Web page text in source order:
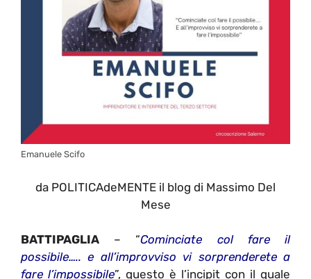
Emanuele Scifo
da POLITICAdeMENTE il blog di Massimo Del
Mese
BATTIPAGLIA – “Cominciate col fare il
possibile….. e all’improvviso vi sorprenderete a
fare l’impossibile”, questo è l’incipit con il quale